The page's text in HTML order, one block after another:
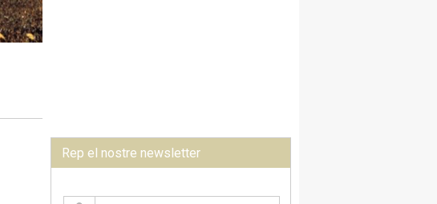
Rep el nostre newsletter